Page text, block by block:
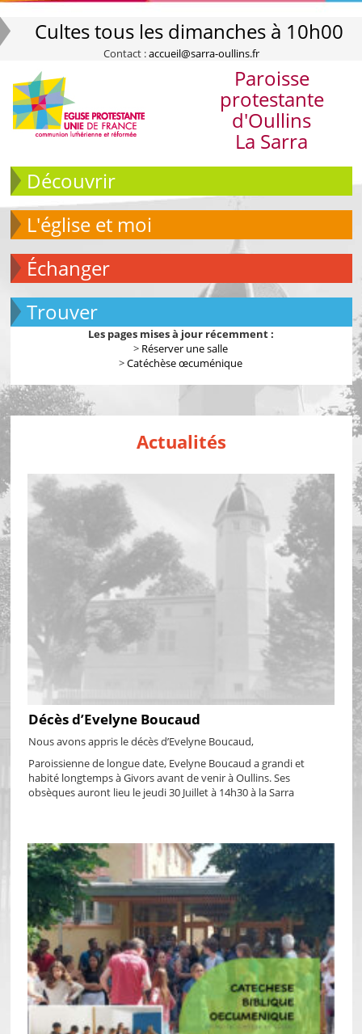
Cultes tous les dimanches à 10h00
Contact :accueil@sarra-oullins.fr
Paroisse
protestante
d'Oullins
La Sarra
Découvrir
L'église et moi
échanger
Trouver
Les pages mises à jour récemment :
> Réserver une salle
>Catéchèse œcuménique
Actualités
Décès d’Evelyne Boucaud
Nous avons appris le décès d’Evelyne Boucaud,
Paroissienne de longue date, Evelyne Boucaud a grandi et
habité longtemps à Givors avant de venir à Oullins. Ses
obsèques auront lieu le jeudi 30 Juillet à 14h30 à la Sarra